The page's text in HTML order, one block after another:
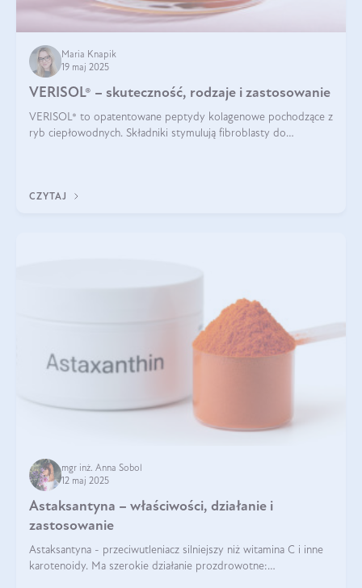
Maria Knapik
19 maj 2025
VERISOL® – skuteczność, rodzaje i zastosowanie
VERISOL® to opatentowane peptydy kolagenowe pochodzące z
ryb ciepłowodnych. Składniki stymulują fibroblasty do
CZYTAJ
mgr inż. Anna Sobol
12 maj 2025
Astaksantyna – właściwości, działanie i
zastosowanie
Astaksantyna - przeciwutleniacz silniejszy niż witamina C i inne
karotenoidy. Ma szerokie działanie prozdrowotne: